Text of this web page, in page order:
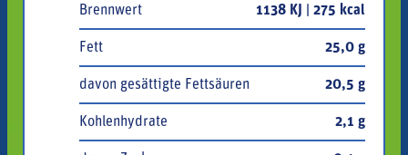
Brennwert 1138 KJ | 275 kcal
Fett 25,0 g
davon gesättigte Fettsäuren 20,5 g
Kohlenhydrate 2,1 g